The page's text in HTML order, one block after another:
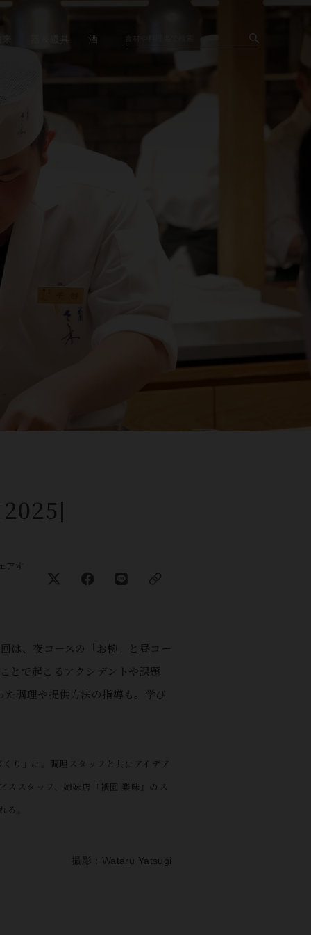
酒
アす
は、夜コースの「お椀」と昼コー
とで起こるアクシデントや課題
調理や提供方法の指導も。学び
り」に。調理スタッフと共にアイデア
ススタッフ、姉妹店『衹園 楽味』のス
。
撮影：Wataru Yatsugi